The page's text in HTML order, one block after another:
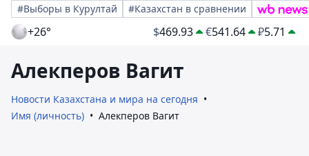
#Выборы в Курултай
#Казахстан в сравнении
+26° $469.93 €541.64 ₽5.71
Алекперов Вагит
Новости Казахстана и мира на сегодня
Имя (личность)
Алекперов Вагит